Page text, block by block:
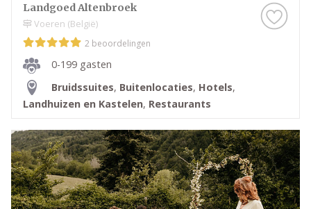
Landgoed Altenbroek
Voeren (België)
2 beoordelingen
0-199 gasten
Bruidssuites, Buitenlocaties, Hotels,
Landhuizen en Kastelen, Restaurants